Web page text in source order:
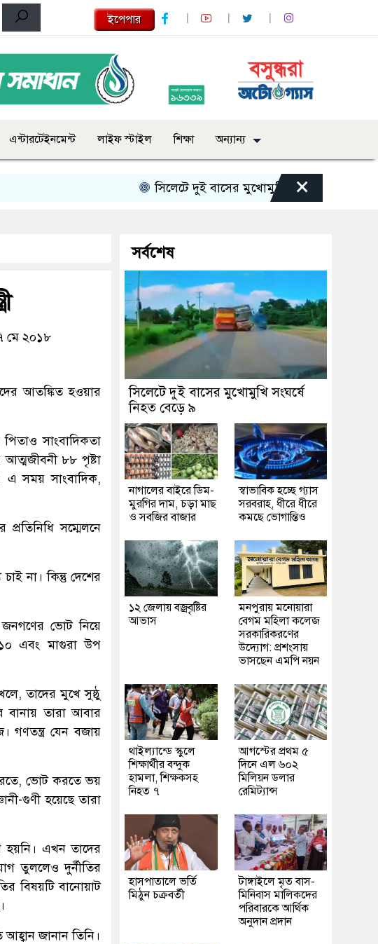
ইপেপার
এন্টারটেইনমেন্ট লাইফ স্টাইল শিক্ষা অন্যান্য
সিলেটে দুই বাসের মুখোমুখি সংঘর্ষে নিহত বেড়ে ৯
×
মে ২০১৮
আতঙ্কিত হওয়ার
সাংবাদিকতা
আত্মজীবনী ৮৮ পৃষ্টা
এ সময় সাংবাদিক,
সম্মেলনে
না। কিন্তু দেশের
জনগণের ভোট নিয়ে
১০ এবং মাগুরা উপ
তাদের মুখে সুষ্ঠু
বানায় তারা আবার
গণতন্ত্র যেন বজায়
ভোট করতে ভয়
গুণী হয়েছে তারা
হয়নি। এখন তাদের
তুললেও দুর্নীতির
বিষয়টি বানোয়াট
জানান তিনি।
সর্বশেষ
সিলেটে দুই বাসের মুখোমুখি সংঘর্ষে
নিহত বেড়ে ৯
নাগালের বাইরে ডিম-
মুরগির দাম, চড়া মাছ
ও সবজির বাজার
স্বাভাবিক হচ্ছে গ্যাস
সরবরাহ, ধীরে ধীরে
কমছে ভোগান্তিও
১২ জেলায় বজ্রবৃষ্টির
আভাস
মনপুরায় মনোয়ারা
বেগম মহিলা কলেজ
সরকারিকরণের
উদ্যোগ: প্রশংসায়
ভাসছেন এমপি নয়ন
থাইল্যান্ডে স্কুলে
শিক্ষার্থীর বন্দুক
হামলা, শিক্ষকসহ
নিহত ৭
আগস্টের প্রথম ৫
দিনে এল ৬০২
মিলিয়ন ডলার
রেমিট্যান্স
হাসপাতালে ভর্তি
মিঠুন চক্রবর্তী
টাঙ্গাইলে মৃত বাস-
মিনিবাস মালিকদের
পরিবারকে আর্থিক
অনুদান প্রদান